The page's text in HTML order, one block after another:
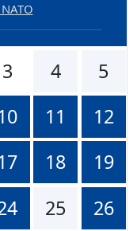
3 4
5
11
12
18
19
25
26